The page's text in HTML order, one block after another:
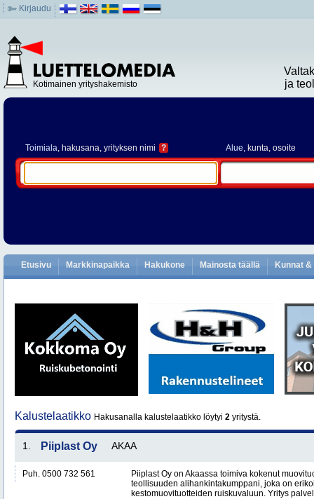
Kirjaudu
Kotimainen yrityshakemisto
ja
Toimiala, hakusana, yrityksen nimi ? Alue, kunta, osoite
Etusivu Markkinapaikka Hakukone Mainosta täällä Kunnat
Kalustelaatikko Hakusanalla kalustelaatikko löytyi 2 yritystä.
1. Piiplast Oy AKAA
Puh. 0500 732 561
Piiplast Oy on Akaassa toimiva kokenut
teollisuuden alihankintakumppani, joka on
kestomuovituotteiden ruiskuvaluun. Yritys